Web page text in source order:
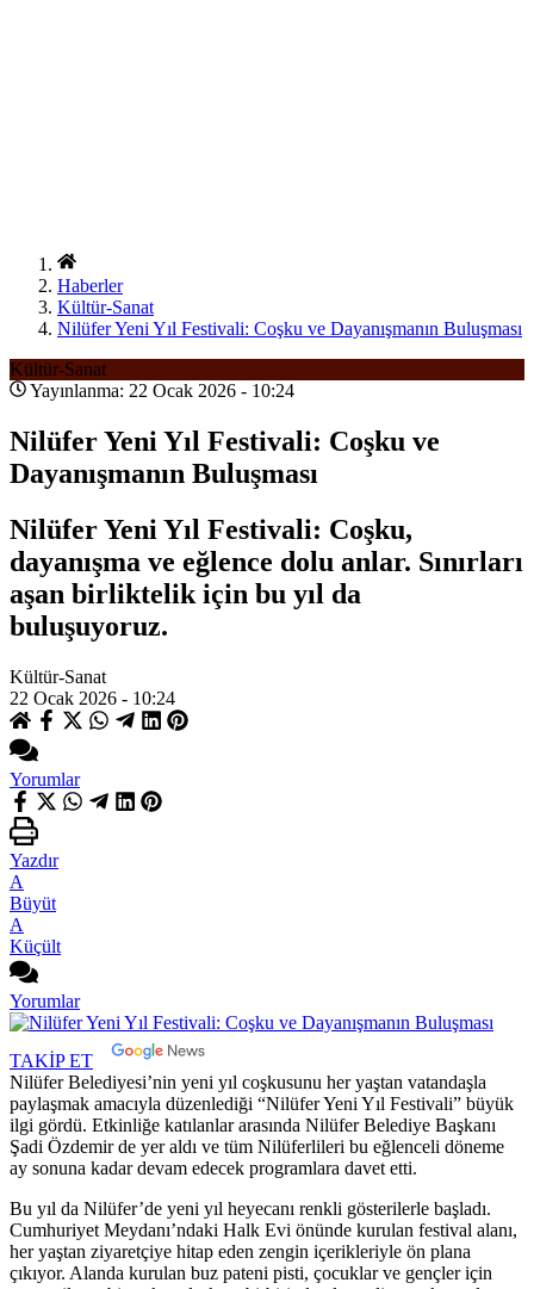
Haberler
Kültür-Sanat
Nilüfer Yeni Yıl Festivali: Coşku ve Dayanışmanın Buluşması
Kültür-Sanat
Yayınlanma: 22 Ocak 2026 - 10:24
Nilüfer Yeni Yıl Festivali: Coşku ve
Dayanışmanın Buluşması
Nilüfer Yeni Yıl Festivali: Coşku,
dayanışma ve eğlence dolu anlar. Sınırları
aşan birliktelik için bu yıl da
buluşuyoruz.
Kültür-Sanat
22 Ocak 2026 - 10:24
Yorumlar
Yazdır
A
Büyüt
A
Küçült
Yorumlar
TAKİP ET
Nilüfer Belediyesi’nin yeni yıl coşkusunu her yaştan vatandaşla
paylaşmak amacıyla düzenlediği “Nilüfer Yeni Yıl Festivali” büyük
ilgi gördü. Etkinliğe katılanlar arasında Nilüfer Belediye Başkanı
Şadi Özdemir de yer aldı ve tüm Nilüferlileri bu eğlenceli döneme
ay sonuna kadar devam edecek programlara davet etti.
Bu yıl da Nilüfer’de yeni yıl heyecanı renkli gösterilerle başladı.
Cumhuriyet Meydanı’ndaki Halk Evi önünde kurulan festival alanı,
her yaştan ziyaretçiye hitap eden zengin içerikleriyle ön plana
çıkıyor. Alanda kurulan buz pateni pisti, çocuklar ve gençler için